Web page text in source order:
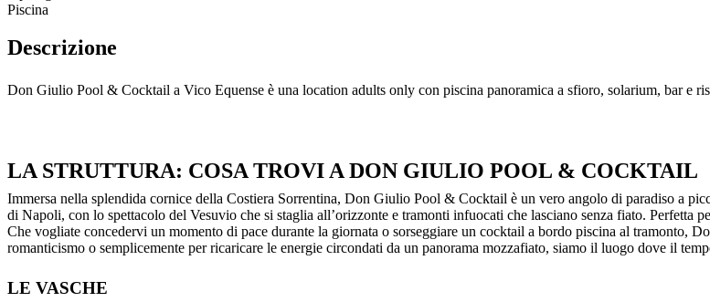
Piscina
Descrizione
Don Giulio Pool & Cocktail a Vico Equense è una location adults only con piscina panoramica a sfioro, solarium, bar e
LA STRUTTURA: COSA TROVI A DON GIULIO POOL & COCKTAIL
Immersa nella splendida cornice della Costiera Sorrentina, Don Giulio Pool & Cocktail è un vero angolo di paradiso a
di Napoli, con lo spettacolo del Vesuvio che si staglia all’orizzonte e tramonti infuocati che lasciano senza fiato. Perfetta
Che vogliate concedervi un momento di pace durante la giornata o sorseggiare un cocktail a bordo piscina al tramonto,
romanticismo o semplicemente per ricaricare le energie circondati da un panorama mozzafiato, siamo il luogo dove il
LE VASCHE